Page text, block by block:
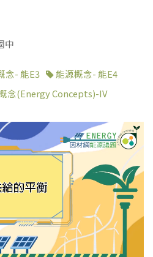
中
念- 能E3
能源概念- 能E4
念(Energy Concepts)-IV